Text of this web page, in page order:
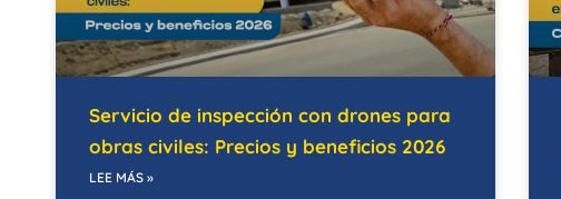
Servicio de inspección con drones para
obras civiles: Precios y beneficios 2026
LEE MÁS »